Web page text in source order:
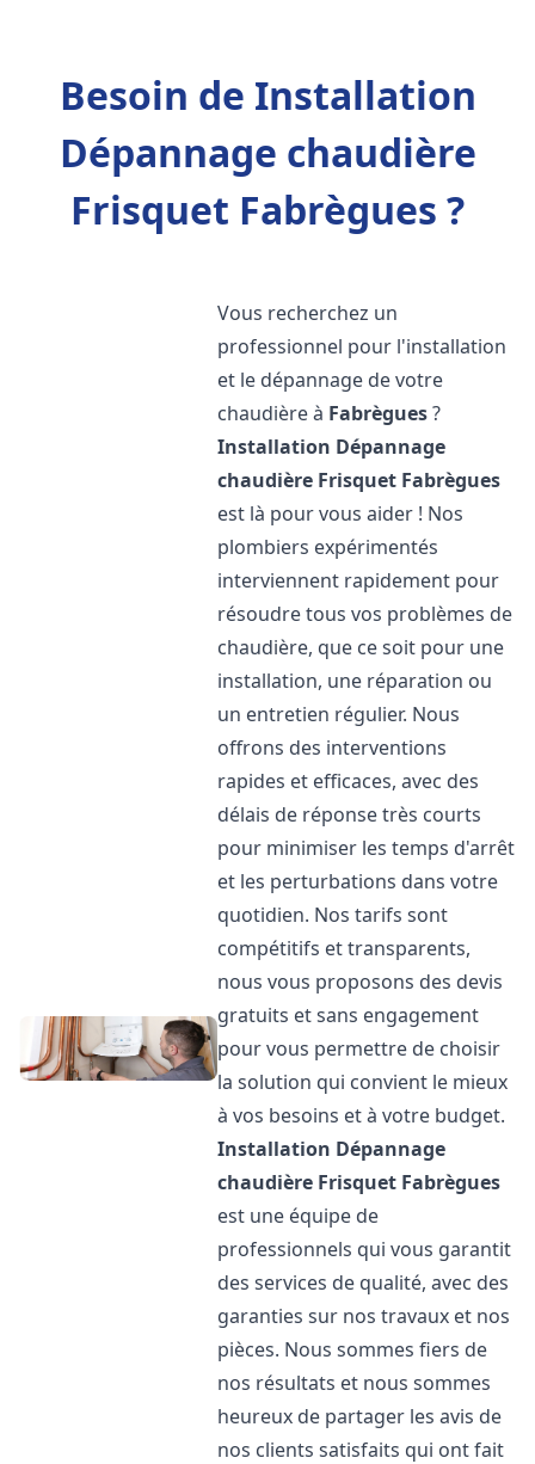
Besoin de Installation
Dépannage chaudière
Frisquet Fabrègues ?
Vous recherchez un
professionnel pour l'installation
et le dépannage de votre
chaudière à Fabrègues?
Installation Dépannage
chaudière Frisquet Fabrègues
est là pour vous aider ! Nos
plombiers expérimentés
interviennent rapidement pour
résoudre tous vos problèmes de
chaudière, que ce soit pour une
installation, une réparation ou
un entretien régulier. Nous
offrons des interventions
rapides et efficaces, avec des
délais de réponse très courts
pour minimiser les temps d'arrêt
et les perturbations dans votre
quotidien. Nos tarifs sont
compétitifs et transparents,
nous vous proposons des devis
gratuits et sans engagement
pour vous permettre de choisir
la solution qui convient le mieux
à vos besoins et à votre budget.
Installation Dépannage
chaudière Frisquet Fabrègues
est une équipe de
professionnels qui vous garantit
des services de qualité, avec des
garanties sur nos travaux et nos
pièces. Nous sommes fiers de
nos résultats et nous sommes
heureux de partager les avis de
nos clients satisfaits qui ont fait